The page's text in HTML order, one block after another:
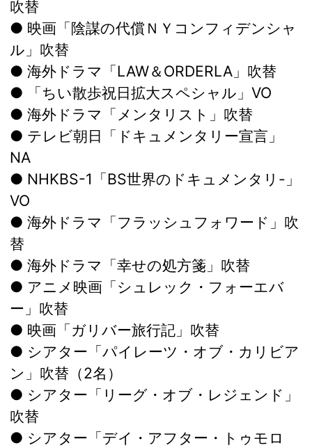
吹替
● 映画「陰謀の代償ＮＹコンフィデンシャ
ル」吹替
● 海外ドラマ「LAW＆ORDERLA」吹替
● 「ちい散歩祝日拡大スペシャル」VO
● 海外ドラマ「メンタリスト」吹替
● テレビ朝日「ドキュメンタリー宣言」
NA
● NHKBS-1「BS世界のドキュメンタリ-」
VO
● 海外ドラマ「フラッシュフォワード」吹
替
● 海外ドラマ「幸せの処方箋」吹替
● アニメ映画「シュレック・フォーエバ
ー」吹替
● 映画「ガリバー旅行記」吹替
● シアター「パイレーツ・オブ・カリビア
ン」吹替（2名）
● シアター「リーグ・オブ・レジェンド」
吹替
● シアター「デイ・アフター・トゥモロ